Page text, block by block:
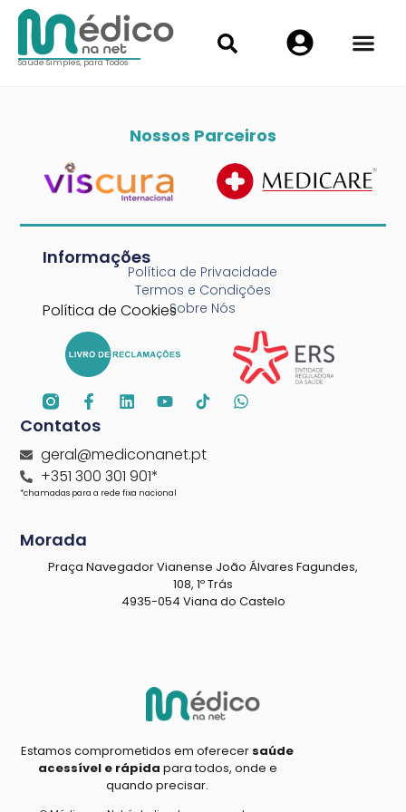
Saúde Simples, para Todos
Nossos Parceiros
Estamos comprometidos em oferecer saúde
acessível e rápida para todos, onde e
quando precisar.
Informações
Política de Privacidade
Termos e Condições
Sobre Nós
Política de Cookies
Contatos
geral@mediconanet.pt
+351 300 301 901*
*chamadas para a rede fixa nacional
Morada
Praça Navegador Vianense João Álvares Fagundes,
108, 1º Trás
4935-054 Viana do Castelo